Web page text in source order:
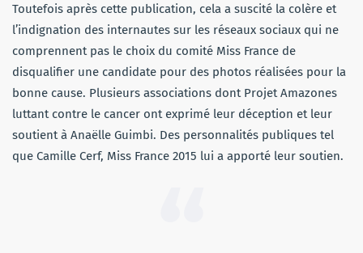
Toutefois après cette publication, cela a suscité la colère et
l’indignation des internautes sur les réseaux sociaux qui ne
comprennent pas le choix du comité Miss France de
disqualifier une candidate pour des photos réalisées pour la
bonne cause. Plusieurs associations dont Projet Amazones
luttant contre le cancer ont exprimé leur déception et leur
soutient à Anaëlle Guimbi. Des personnalités publiques tel
que Camille Cerf, Miss France 2015 lui a apporté leur soutien.